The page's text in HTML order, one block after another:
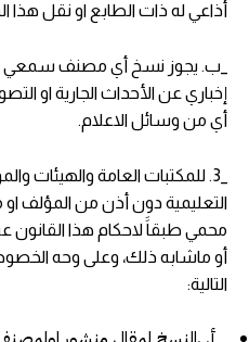
أذاعي له ذات الطابع او نقل هذا
_ب. يجوز نسخ أي مصنف سمعي
إخباري عن الأحداث الجارية او
أي من وسائل الاعلام.
_3. للمكتبات العامة والهيئات
التعليمية دون أذن من
محمي طبقاََ لاحكام هذا القانون
أو ماشابه ذلك، وعلى وحه
التالية: